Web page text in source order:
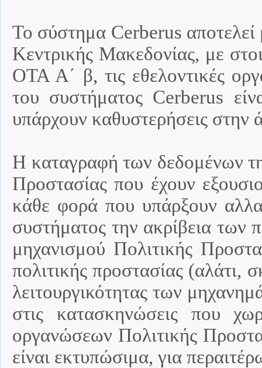
Το σύστημα Cerberus αποτελεί
Κεντρικής Μακεδονίας, με
ΟΤΑ Α΄ β, τις εθελοντικές
του συστήματος Cerberus
υπάρχουν καθυστερήσεις στην
Η καταγραφή των δεδομένων
Προστασίας που έχουν
κάθε φορά που υπάρξουν
συστήματος την ακρίβεια
μηχανισμού Πολιτικής
πολιτικής προστασίας (αλάτι,
λειτουργικότητας των
στις κατασκηνώσεις που
οργανώσεων Πολιτικής
είναι εκτυπώσιμα, για